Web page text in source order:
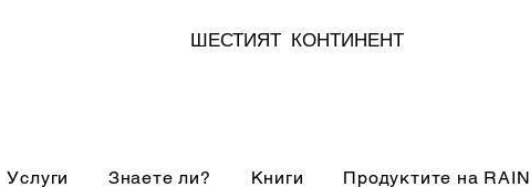
ШЕСТИЯТ КОНТИНЕНТ
Услуги Знаете ли? Книги Продуктите на RAIN